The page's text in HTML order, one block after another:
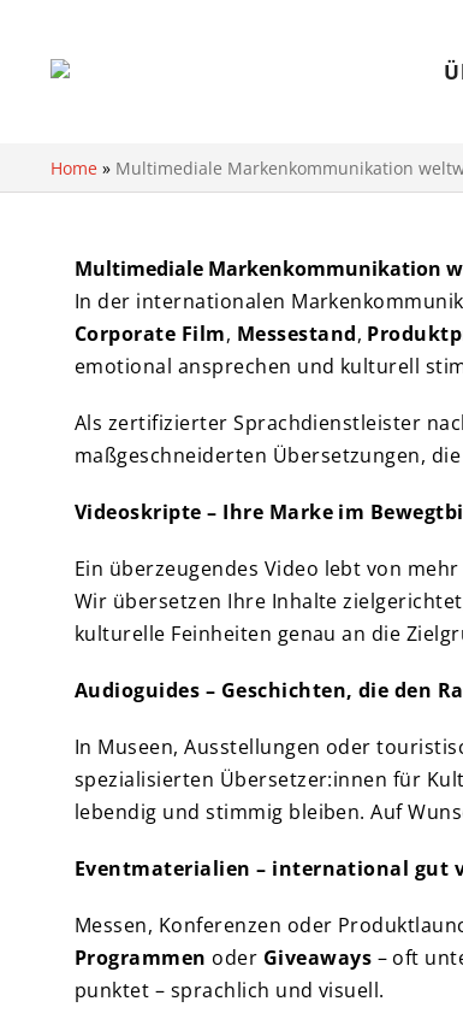
Home » Multimediale Markenkommunikation
Multimediale Markenkommunikation
In der internationalen
Corporate Film, Messestand,
emotional ansprechen und kulturell
Als zertifizierter Sprachdienstleister
maßgeschneiderten Übersetzungen,
Videoskripte – Ihre Marke im
Ein überzeugendes Video lebt von
Wir übersetzen Ihre Inhalte
kulturelle Feinheiten genau an die
Audioguides – Geschichten, die den
In Museen, Ausstellungen oder
spezialisierten Übersetzer:innen für
lebendig und stimmig bleiben. Auf
Eventmaterialien – international gut
Messen, Konferenzen oder
Programmen oder Giveaways – oft
punktet – sprachlich und visuell.